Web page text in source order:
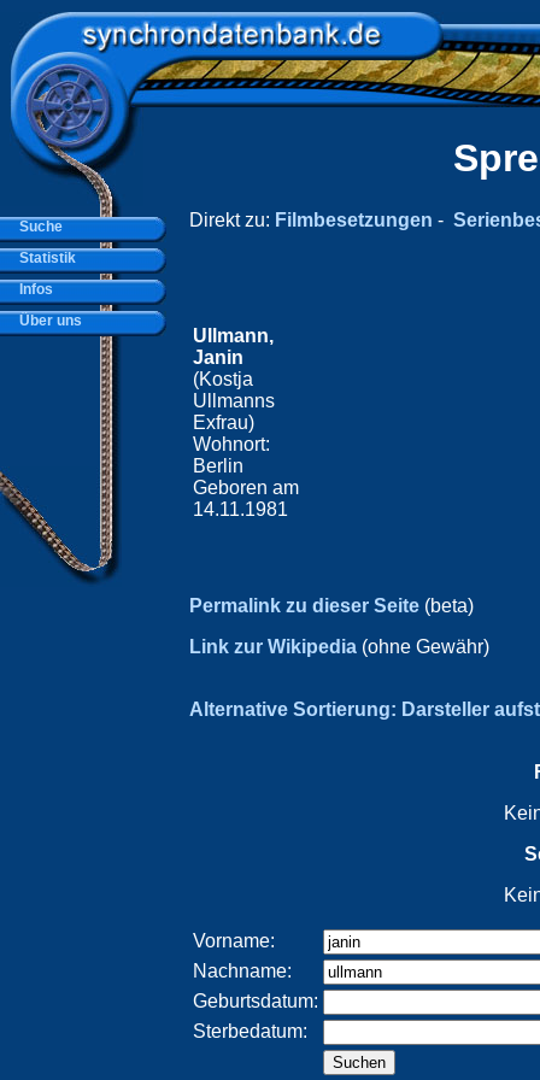
Direkt zu: Filmbesetzungen -
Ullmann,
Janin
(Kostja
Ullmanns
Exfrau)
Wohnort:
Berlin
Geboren am
14.11.1981
Permalink zu dieser Seite (beta)
Link zur Wikipedia (ohne Gewähr)
Alternative Sortierung: Darsteller
Vorname:
Nachname:
Geburtsdatum:
Sterbedatum:
Suche
Statistik
Infos
Über uns